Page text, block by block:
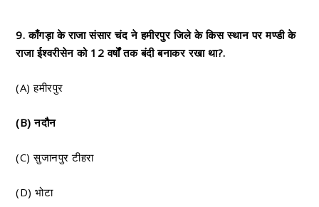
9. काँगड़ा के राजा संसार चंद ने हमीरपुर जिले के किस स्थान पर मण्डी के
राजा ईश्वरीसेन को 12 वर्षों तक बंदी बनाकर रखा था?.
(A) हमीरपुर
(B) नदौन
(C) सुजानपुर टीहरा
(D) भोटा